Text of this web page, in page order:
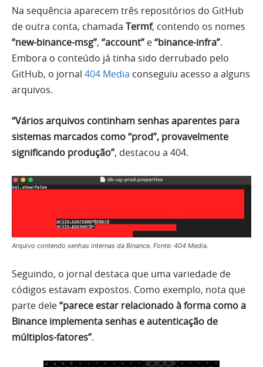
Na sequência aparecem três repositórios do GitHub
de outra conta, chamada Termf, contendo os nomes
“new-binance-msg”, “account” e“binance-infra”.
Embora o conteúdo já tinha sido derrubado pelo
GitHub, o jornal 404 Media conseguiu acesso a alguns
arquivos.
“Vários arquivos continham senhas aparentes para
sistemas marcados como “prod”, provavelmente
significando produção”, destacou a 404.
Arquivo contendo senhas internas da Binance. Fonte: 404 Media.
Seguindo, o jornal destaca que uma variedade de
códigos estavam expostos. Como exemplo, nota que
parte dele“parece estar relacionado à forma como a
Binance implementa senhas e autenticação de
múltiplos-fatores”.